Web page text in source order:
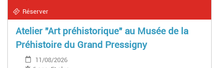
Réserver
Atelier "Art préhistorique" au Musée de la
Préhistoire du Grand Pressigny
11/08/2026